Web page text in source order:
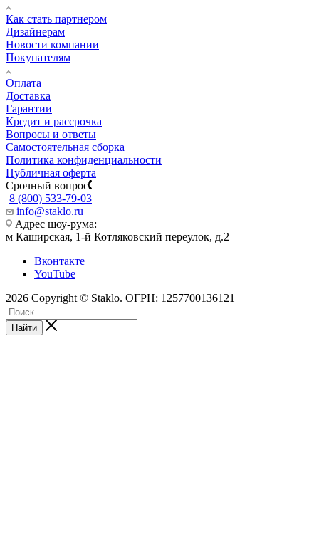
Как стать партнером
Дизайнерам
Новости компании
Покупателям
Оплата
Доставка
Гарантии
Кредит и рассрочка
Вопросы и ответы
Самостоятельная сборка
Политика конфиденциальности
Публичная оферта
Срочный вопрос
8 (800) 533-79-03
info@staklo.ru
Адрес шоу-рума:
м Каширская, 1-й Котляковский переулок, д.2
Вконтакте
YouTube
2026 Copyright © Staklo. ОГРН: 1257700136121
Найти